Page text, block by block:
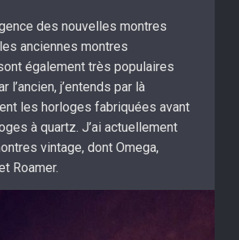
des nouvelles montres
anciennes montres
également très populaires
l’ancien, j’entends par là
les horloges fabriquées avant
à quartz. J’ai actuellement
vintage, dont Omega,
Roamer.